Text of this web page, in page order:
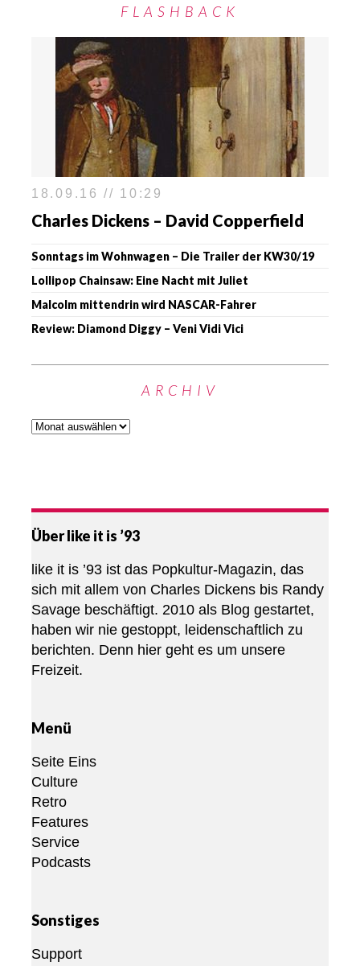
FLASHBACK
18.09.16 // 10:29
Charles Dickens – David Copperfield
Sonntags im Wohnwagen – Die Trailer der KW30/19
Lollipop Chainsaw: Eine Nacht mit Juliet
Malcolm mittendrin wird NASCAR-Fahrer
Review: Diamond Diggy – Veni Vidi Vici
ARCHIV
Über like it is ’93
like it is ’93 ist das Popkultur-Magazin, das
sich mit allem von Charles Dickens bis Randy
Savage beschäftigt. 2010 als Blog gestartet,
haben wir nie gestoppt, leidenschaftlich zu
berichten. Denn hier geht es um unsere
Freizeit.
Menü
Seite Eins
Culture
Retro
Features
Service
Podcasts
Sonstiges
Support